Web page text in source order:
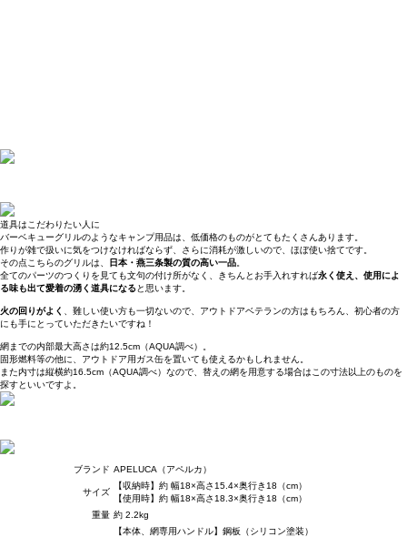
道具はこだわりたい人に
バーベキューグリルのようなキャンプ用品は、低価格のものがとてもたくさんあります。
作りが雑で扱いに気をつけなければならず、さらに消耗が激しいので、ほぼ使い捨てです。
その点こちらのグリルは、
日本・燕三条製の質の高い一品
全てのパーツのつくりを見ても文句の付け所がなく、きちんとお手入れすれば永く使え、使用によ
る味も出て愛着の湧く道具になる と思います。
火の回りがよく
、難しい使い方も一切ないので、アウトドアベテランの方はもちろん、初心者の方
にも手にとっていただきたいですね！
網までの内部最大高さは約12.5cm（AQUA調べ）。
固形燃料等の他に、アウトドア用ガス缶を置いても使えるかもしれません。
また内寸は縦横約16.5cm（AQUA調べ）なので、替えの網を用意する場合はこの寸法以上のものを
探すといいですよ。
ブランド APELUCA（アペルカ）
サイズ
【収納時】約 幅18×高さ15.4×奥行き18（cm）
【使用時】約 幅18×高さ18.3×奥行き18（cm）
重量 約 2.2kg
【本体、網専用ハンドル】鋼板（シリコン塗装）